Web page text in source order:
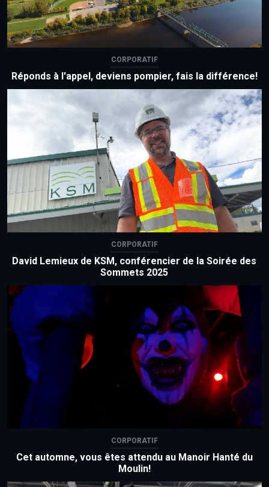
CORPORATIF
Réponds à l'appel, deviens pompier, fais la différence!
CORPORATIF
David Lemieux de KSM, conférencier de la Soirée des
Sommets 2025
CORPORATIF
Cet automne, vous êtes attendu au Manoir Hanté du
Moulin!